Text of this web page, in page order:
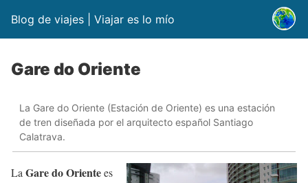
Blog de viajes | Viajar es lo mío
Gare do Oriente
La Gare do Oriente (Estación de Oriente) es una estación
de tren diseñada por el arquitecto español Santiago
Calatrava.
La Gare do Orientees